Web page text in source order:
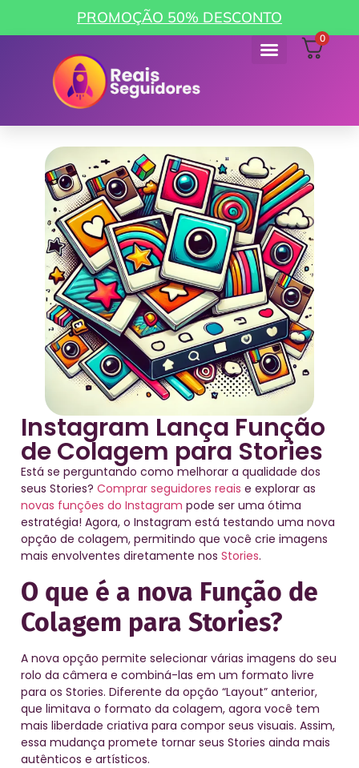
PROMOÇÃO 50% DESCONTO
0
Instagram Lança Função
de Colagem para Stories
Está se perguntando como melhorar a qualidade dos
seus Stories? Comprar seguidores reais e explorar as
novas funções do Instagram pode ser uma ótima
estratégia! Agora, o Instagram está testando uma nova
opção de colagem, permitindo que você crie imagens
mais envolventes diretamente nos Stories.
O que é a nova Função de
Colagem para Stories?
A nova opção permite selecionar várias imagens do seu
rolo da câmera e combiná-las em um formato livre
para os Stories. Diferente da opção “Layout” anterior,
que limitava o formato da colagem, agora você tem
mais liberdade criativa para compor seus visuais. Assim,
essa mudança promete tornar seus Stories ainda mais
autênticos e artísticos.